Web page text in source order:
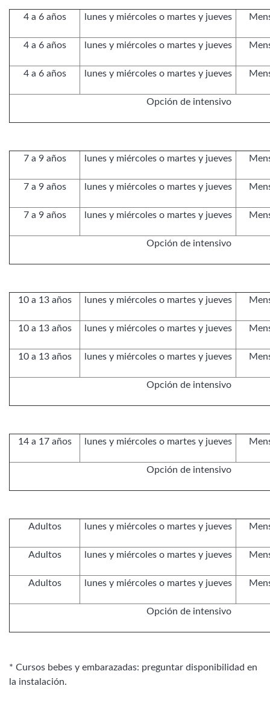
4 a 6 años lunes y miércoles o martes y jueves
4 a 6 años lunes y miércoles o martes y jueves
4 a 6 años lunes y miércoles o martes y jueves
Opción de intensivo
7 a 9 años lunes y miércoles o martes y jueves
7 a 9 años lunes y miércoles o martes y jueves
7 a 9 años lunes y miércoles o martes y jueves
Opción de intensivo
10 a 13 años lunes y miércoles o martes y jueves
10 a 13 años lunes y miércoles o martes y jueves
10 a 13 años lunes y miércoles o martes y jueves
Opción de intensivo
14 a 17 años lunes y miércoles o martes y jueves
Opción de intensivo
Adultos lunes y miércoles o martes y jueves
Adultos lunes y miércoles o martes y jueves
Adultos lunes y miércoles o martes y jueves
Opción de intensivo
* Cursos bebes y embarazadas: preguntar disponibilidad en
la instalación.